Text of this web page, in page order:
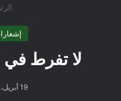
لا تفرط في
19 أبريل، 2023